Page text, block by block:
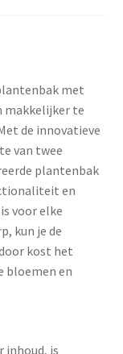
met
makkelijker te
de innovatieve
van twee
plantenbak
en
voor elke
kun je de
kost het
bloemen en
inhoud, is